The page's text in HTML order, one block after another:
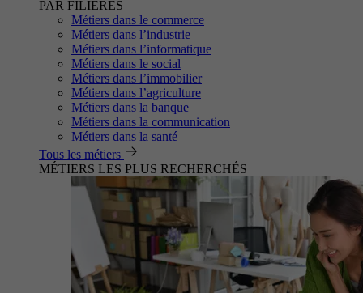
PAR FILIÈRES
Métiers dans le commerce
Métiers dans l’industrie
Métiers dans l’informatique
Métiers dans le social
Métiers dans l’immobilier
Métiers dans l’agriculture
Métiers dans la banque
Métiers dans la communication
Métiers dans la santé
Tous les métiers
MÉTIERS LES PLUS RECHERCHÉS